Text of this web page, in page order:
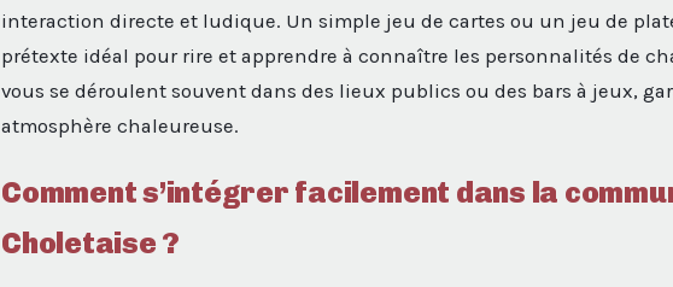
interaction directe et ludique. Un simple jeu de cartes ou un jeu de
prétexte idéal pour rire et apprendre à connaître les personnalités de
vous se déroulent souvent dans des lieux publics ou des bars à jeux,
atmosphère chaleureuse.
Comment s’intégrer facilement dans la
Choletaise ?